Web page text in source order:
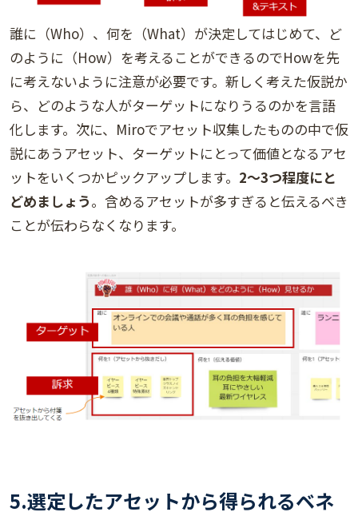
誰に（Who）、何を（What）が決定してはじめて、ど
のように（How）を考えることができるのでHowを先
に考えないように注意が必要です。新しく考えた仮説か
ら、どのような人がターゲットになりうるのかを言語
化します。次に、Miroでアセット収集したものの中で仮
説にあうアセット、ターゲットにとって価値となるアセ
ットをいくつかピックアップします。 2～3つ程度にと
どめましょう。含めるアセットが多すぎると伝えるべき
ことが伝わらなくなります。
5.選定したアセットから得られるベネ